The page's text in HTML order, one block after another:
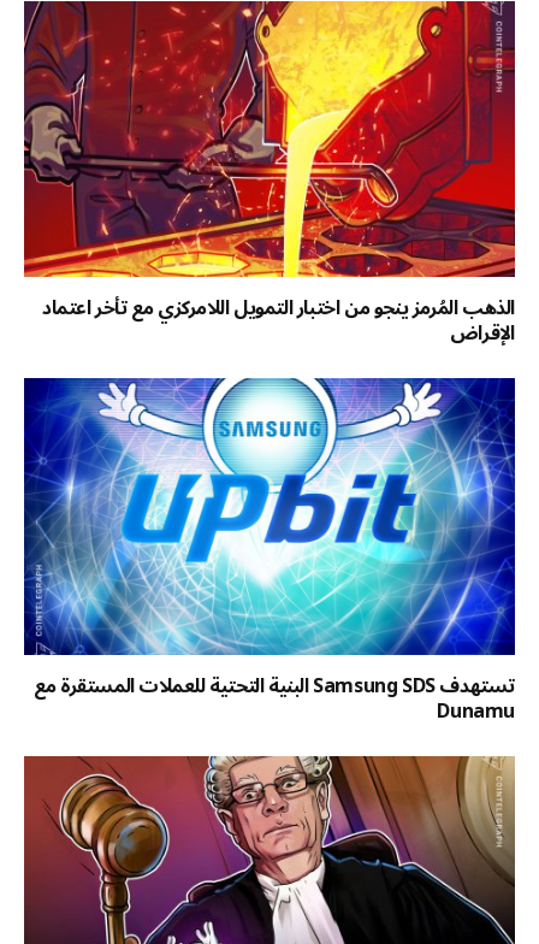
الذهب المُرمز ينجو من اختبار التمويل اللامركزي مع تأخر اعتماد
الإقراض
تستهدف Samsung SDS البنية التحتية للعملات المستقرة مع
Dunamu